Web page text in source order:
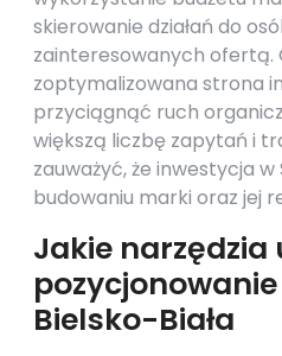
skierowanie działań do
zainteresowanych ofertą.
zoptymalizowana strona
przyciągnąć ruch
większą liczbę zapytań i
zauważyć, że inwestycja w
budowaniu marki oraz jej
Jakie narzędzia
Bielsko-Biała